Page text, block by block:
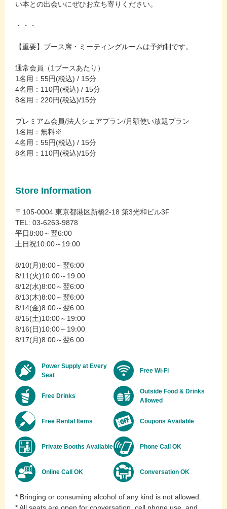
い本との出会いにぜひお立ち寄りください。
・・・
【重要】ブース席・ミーティングルームは予約制です。
通常会員（1ブースあたり）
1名用：55円(税込) / 15分
4名用：110円(税込) / 15分
8名用：220円(税込)/15分
プレミアム会員/法人シェアプラン/月額使い放題プラン
1名用：無料※
4名用：55円(税込) / 15分
8名用：110円(税込)/15分
Store Information
〒105-0004 東京都港区新橋2-18 第3光和ビル3F
TEL: 03-6263-9878
平日8:00～翌6:00
土日祝10:00～19:00
8/10(月)8:00～翌6:00
8/11(火)10:00～19:00
8/12(水)8:00～翌6:00
8/13(木)8:00～翌6:00
8/14(金)8:00～翌6:00
8/15(土)10:00～19:00
8/16(日)10:00～19:00
8/17(月)8:00～翌6:00
Power Supply at Every
Seat
Free Wi-Fi
Free Drinks
Outside Food & Drinks
Allowed
Free Rental Items Coupons Available
Private Booths Available Phone Call OK
Online Call OK Conversation OK
* Bringing or consuming alcohol of any kind is not allowed.